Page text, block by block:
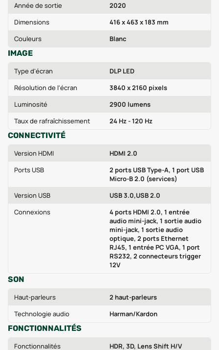
Année de sortie
2020
Dimensions
416 x 463 x 183 mm
Couleurs
Blanc
IMAGE
Type d'écran
DLP LED
Résolution de l'écran
3840 x 2160 pixels
Luminosité
2900 lumens
Taux de rafraîchissement
24 Hz - 120 Hz
CONNECTIVITÉ
Version HDMI
HDMI 2.0
Ports USB
2 ports USB Type-A, 1 port USB
Micro-B 2.0 (services)
Version USB
USB 3.0,USB 2.0
Connexions
4 ports HDMI 2.0, 1 entrée
audio mini-jack, 1 sortie audio
mini-jack, 1 sortie audio
optique, 2 ports Ethernet
RJ45, 1 entrée PC VGA, 1 port
RS232, 2 connecteurs trigger
12V
SON
Haut-parleurs
2 haut-parleurs
Technologie audio
Harman/Kardon
FONCTIONNALITÉS
Fonctionnalités HDR, 3D, Lens Shift H/V